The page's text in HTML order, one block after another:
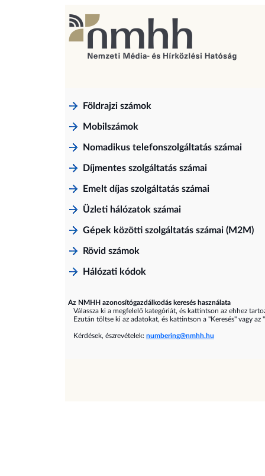
Földrajzi számok
Mobilszámok
Nomadikus telefonszolgáltatás számai
Díjmentes szolgáltatás számai
Emelt díjas szolgáltatás számai
Üzleti hálózatok számai
Gépek közötti szolgáltatás számai (M2M)
Rövid számok
Hálózati kódok
Az NMHH azonosítógazdálkodás keresés használata
Válassza ki a megfelelő kategóriát, és kattintson az ehhez
Ezután töltse ki az adatokat, és kattintson a "Keresés" vagy az
Kérdések, észrevételek: numbering@nmhh.hu